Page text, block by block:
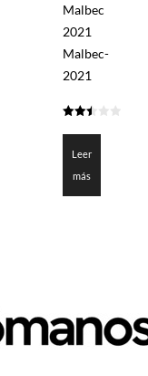
Malbec
2021
Malbec-
2021
de 5
Leer
más